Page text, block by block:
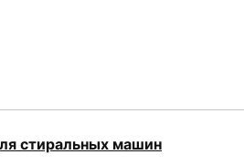
стиральных машин